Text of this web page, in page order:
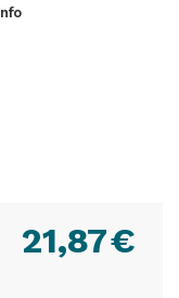
€
21,87